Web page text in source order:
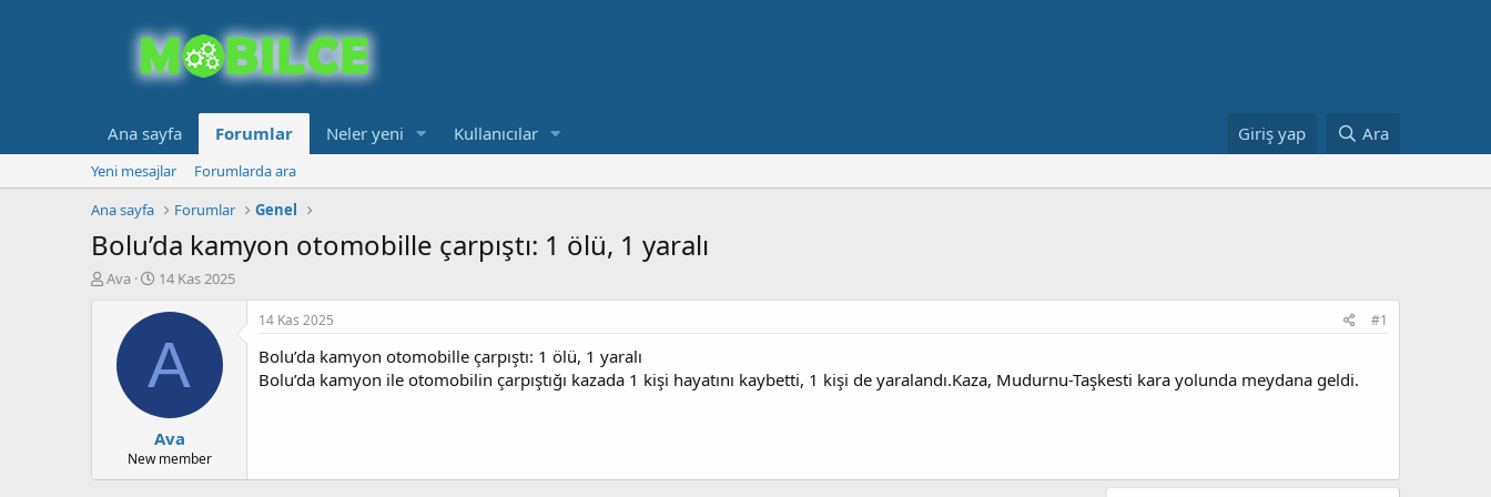
Ana sayfa Forumlar Neler yeni Kullanıcılar Giriş yap Ara
Yeni mesajlar
Forumlarda ara
Ana sayfa
Forumlar Genel
Bolu’da kamyon otomobille çarpıştı: 1 ölü, 1 yaralı
K
l
Ava
B
ş
a
n
ı
ç
t
a
14 Kas 2025
A
Ava
New member
14 Kas 2025 #1
Bolu’da kamyon otomobille çarpıştı: 1 ölü, 1 yaralı
Bolu’da kamyon ile otomobilin çarpıştığı kazada 1 kişi hayatını kaybetti, 1 kişi de yaralandı.Kaza, Mudurnu-Taşkesti kara yolunda meydana geldi.